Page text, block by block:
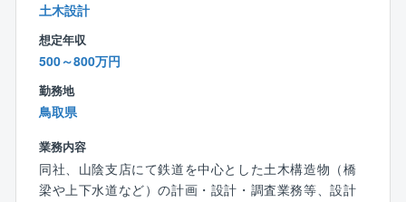
【仕事のポイント、魅力】
★官公庁と施工会社の橋渡しがミッション★
工事管理・品質管理を中心に施工計画など各種資料作
成を担い、官公庁サイドの業務をサポートします。
発注者の立場から工事管理を行う、公共性が高く・や
★充実した研修システム★
Web上でBIM/CIM研修や、CAD等業務に必要なソフト
土木設計
想定年収
500～800万円
勤務地
鳥取県
業務内容
同社、山陰支店にて鉄道を中心とした土木構造物（橋
梁や上下水道など）の計画・設計・調査業務等、設計